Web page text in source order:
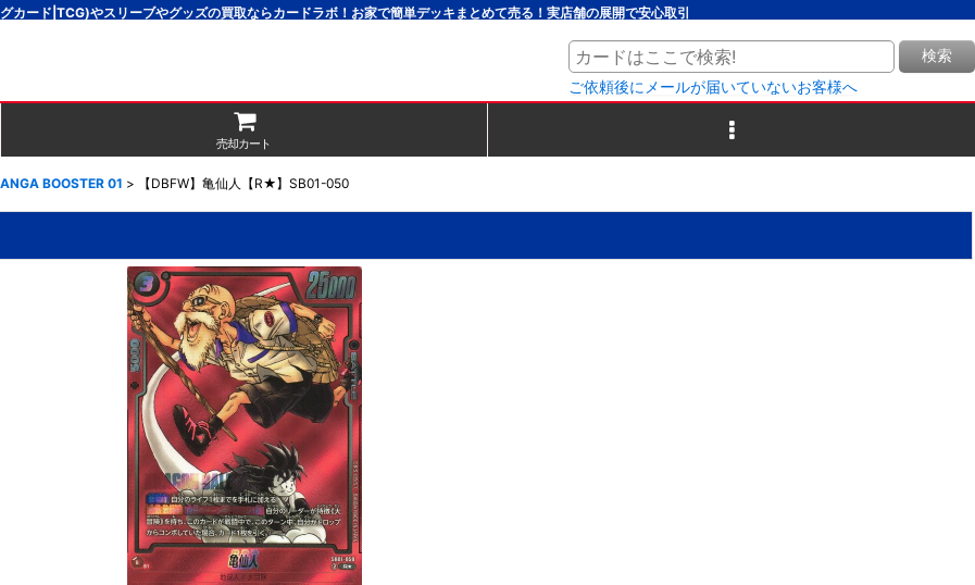
カード|TCG)やスリーブやグッズの買取ならカードラボ！お家で簡単デッキまとめて売る！実店舗の展開で安心取引
検索
ご依頼後にメールが届いていないお客様へ
売却カート
BOOSTER 01 > 【DBFW】亀仙人【R★】SB01-050